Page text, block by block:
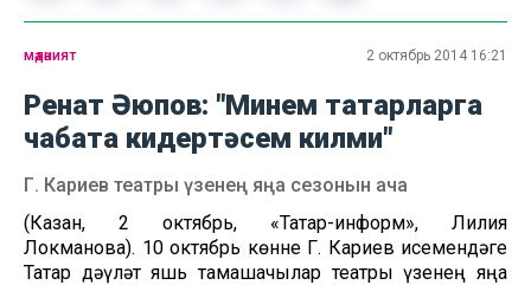
мәдәният 2 октябрь 2014 16:21
Ренат Әюпов: "Минем татарларга
чабата кидертәсем килми"
Г. Кариев театры үзенең яңа сезонын ача
(Казан, 2 октябрь, «Татар-информ», Лилия
Локманова). 10 октябрь көнне Г. Кариев исемендәге
Татар дәүләт яшь тамашачылар театры үзенең яңа